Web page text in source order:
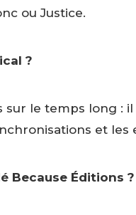
ou Justice.
?
sur le temps long :
et
Because Éditions ?